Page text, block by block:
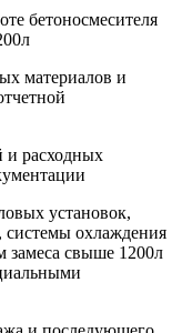
бетоносмесителя
материалов и
и расходных
установок,
системы охлаждения
замеса свыше 1200л